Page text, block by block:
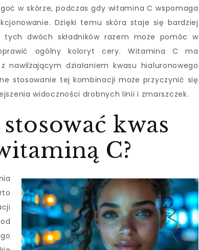
w skórze, podczas gdy witamina C wspomaga
Dzięki temu skóra staje się bardziej
dwóch składników razem może pomóc w
ogólny koloryt cery. Witamina C ma
nawilżającym działaniem kwasu hialuronowego
stosowanie tej kombinacji może przyczynić się
widoczności drobnych linii i zmarszczek.
kwas
C?